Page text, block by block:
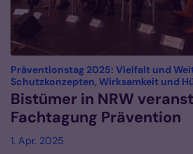
Präventionstag 2025: Vielfalt und
Schutzkonzepten, Wirksamkeit und
Bistümer in NRW
Fachtagung Prävention
1. Apr. 2025